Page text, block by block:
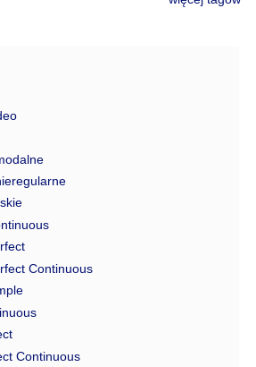
Continuous
Continuous